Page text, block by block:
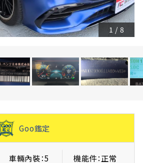
1 / 8
Goo鑑定
車輛內裝：5
機能件：正常